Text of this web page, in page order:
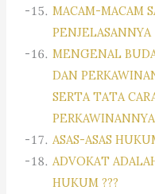
MACAM-MACAM
PENJELASANNYA
MENGENAL
DAN
SERTA TATA
PERKAWINANNYA
ASAS-ASAS
ADVOKAT
HUKUM ???